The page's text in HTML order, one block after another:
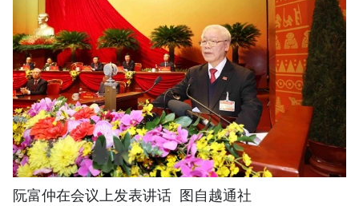
阮富仲在会议上发表讲话 图自越通社